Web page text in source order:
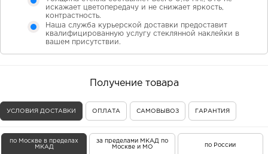
искажает цветопередачу и не снижает яркость,
контрастность.
Наша служба курьерской доставки предоставит
квалифицированную услугу стеклянной наклейки в
вашем присутствии.
Получение товара
УСЛОВИЯ ДОСТАВКИ ОПЛАТА САМОВЫВОЗ ГАРАНТИЯ
по Москве в пределах
МКАД
за пределами МКАД по
Москве и МО
по России